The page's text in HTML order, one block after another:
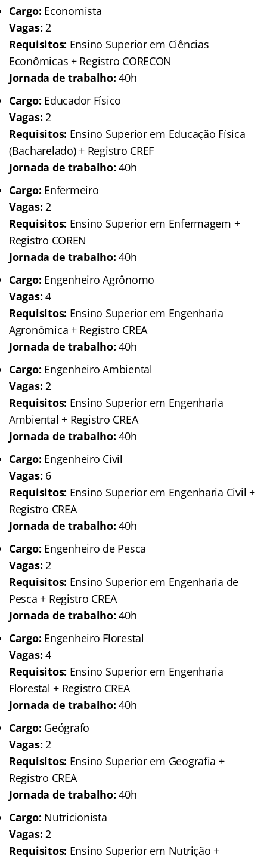
Cargo: Economista
Vagas: 2
Requisitos: Ensino Superior em Ciências
Econômicas + Registro CORECON
Jornada de trabalho: 40h
Cargo: Educador Físico
Vagas: 2
Requisitos: Ensino Superior em Educação Física
(Bacharelado) + Registro CREF
Jornada de trabalho: 40h
Cargo: Enfermeiro
Vagas: 2
Requisitos: Ensino Superior em Enfermagem +
Registro COREN
Jornada de trabalho: 40h
Cargo: Engenheiro Agrônomo
Vagas: 4
Requisitos: Ensino Superior em Engenharia
Agronômica + Registro CREA
Jornada de trabalho: 40h
Cargo: Engenheiro Ambiental
Vagas: 2
Requisitos: Ensino Superior em Engenharia
Ambiental + Registro CREA
Jornada de trabalho: 40h
Cargo: Engenheiro Civil
Vagas: 6
Requisitos: Ensino Superior em Engenharia Civil +
Registro CREA
Jornada de trabalho: 40h
Cargo: Engenheiro de Pesca
Vagas: 2
Requisitos: Ensino Superior em Engenharia de
Pesca + Registro CREA
Jornada de trabalho: 40h
Cargo: Engenheiro Florestal
Vagas: 4
Requisitos: Ensino Superior em Engenharia
Florestal + Registro CREA
Jornada de trabalho: 40h
Cargo: Geógrafo
Vagas: 2
Requisitos: Ensino Superior em Geografia +
Registro CREA
Jornada de trabalho: 40h
Cargo: Nutricionista
Vagas: 2
Requisitos: Ensino Superior em Nutrição +